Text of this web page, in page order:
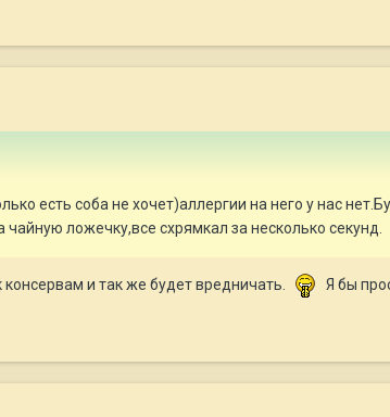
есть соба не хочет)аллергии на него у нас
ложечку,все схрямкал за несколько секунд.
и так же будет вредничать.
Я бы